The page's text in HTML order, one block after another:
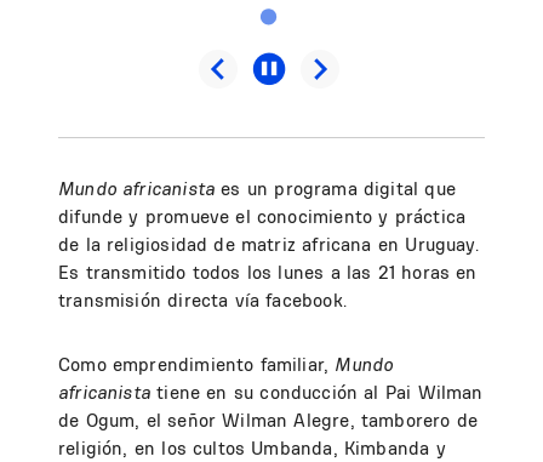
Mundo africanista es un programa digital que
difunde y promueve el conocimiento y práctica
de la religiosidad de matriz africana en Uruguay.
Es transmitido todos los lunes a las 21 horas en
transmisión directa vía facebook.
Como emprendimiento familiar, Mundo
africanistatiene en su conducción al Pai Wilman
de Ogum, el señor Wilman Alegre, tamborero de
religión, en los cultos Umbanda, Kimbanda y